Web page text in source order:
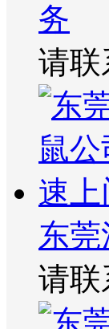
务
请联
东
请联